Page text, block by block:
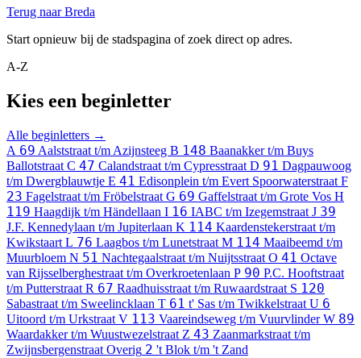
Terug naar Breda
Start opnieuw bij de stadspagina of zoek direct op adres.
A-Z
Kies een beginletter
Alle beginletters →
A 69 Aalststraat t/m Azijnsteeg B 148 Baanakker t/m Buys
Ballotstraat C 47 Calandstraat t/m Cypresstraat D 91 Dagpauwoog
t/m Dwergblauwtje E 41 Edisonplein t/m Evert Spoorwaterstraat F
23 Fagelstraat t/m Fröbelstraat G 69 Gaffelstraat t/m Grote Vos H
119 Haagdijk t/m Händellaan I 16 IABC t/m Izegemstraat J 39
J.F. Kennedylaan t/m Jupiterlaan K 114 Kaardenstekerstraat t/m
Kwikstaart L 76 Laagbos t/m Lunetstraat M 114 Maaibeemd t/m
Muurbloem N 51 Nachtegaalstraat t/m Nuijtsstraat O 41 Octave
van Rijsselberghestraat t/m Overkroetenlaan P 90 P.C. Hooftstraat
t/m Putterstraat R 67 Raadhuisstraat t/m Ruwaardstraat S 120
Sabastraat t/m Sweelincklaan T 61 t' Sas t/m Twikkelstraat U 6
Uitoord t/m Urkstraat V 113 Vaareindseweg t/m VuurvlinderW 89
Waardakker t/m Wuustwezelstraat Z 43 Zaanmarkstraat t/m
Zwijnsbergenstraat Overig 2 't Blok t/m 't Zand